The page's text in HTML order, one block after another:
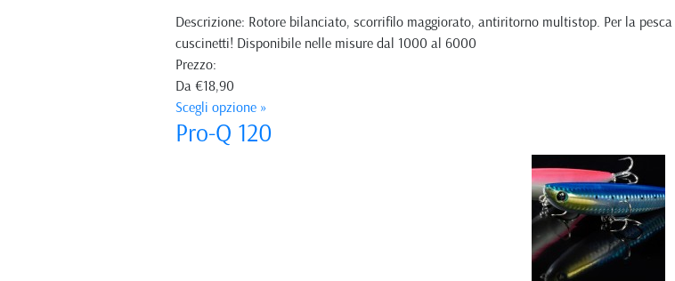
Descrizione: Rotore bilanciato, scorrifilo maggiorato, antiritorno multistop. Per la
cuscinetti! Disponibile nelle misure dal 1000 al 6000
Prezzo:
Da €18,90
Scegli opzione »
Pro-Q 120